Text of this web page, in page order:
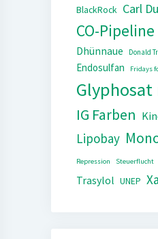
BlackRock Carl
CO-Pipeline
Dhünnaue Donald
Endosulfan
Fridays
Glyphosat
IG Farben
Lipobay
Repression Steuerflucht
Trasylol UNEP